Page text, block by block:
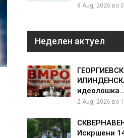
8 Aug, 2026 во
Неделен актуел
идеолошка…
2 Aug, 2026 во
Искршени